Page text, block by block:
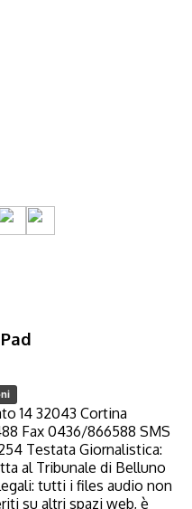
14 32043 Cortina
Fax 0436/866588 SMS
Testata Giornalistica:
al Tribunale di Belluno
tutti i files audio non
su altri spazi web, è